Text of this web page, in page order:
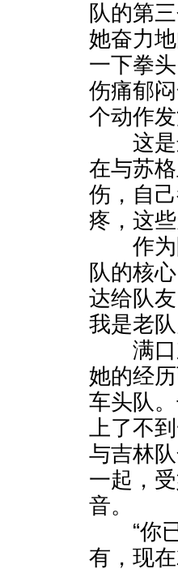
队的第
她奋力
一下拳
伤痛郁
个动作发
这是这
在与苏
伤，自
疼，这
作为队
队的核
达给队
我是老
满口东
她的经
车头队
上了不
与吉林
一起，
音。
“你已
有，现